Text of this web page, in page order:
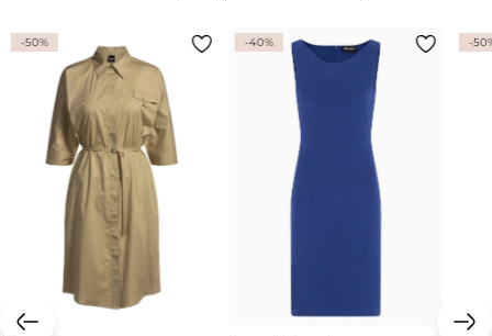
-50% -40% -